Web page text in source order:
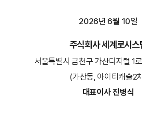
2026년 6월 10일
주식회사 세계로시스
서울특별시 금천구 가산디지털 1
(가산동, 아이티캐슬2
대표이사 진병식